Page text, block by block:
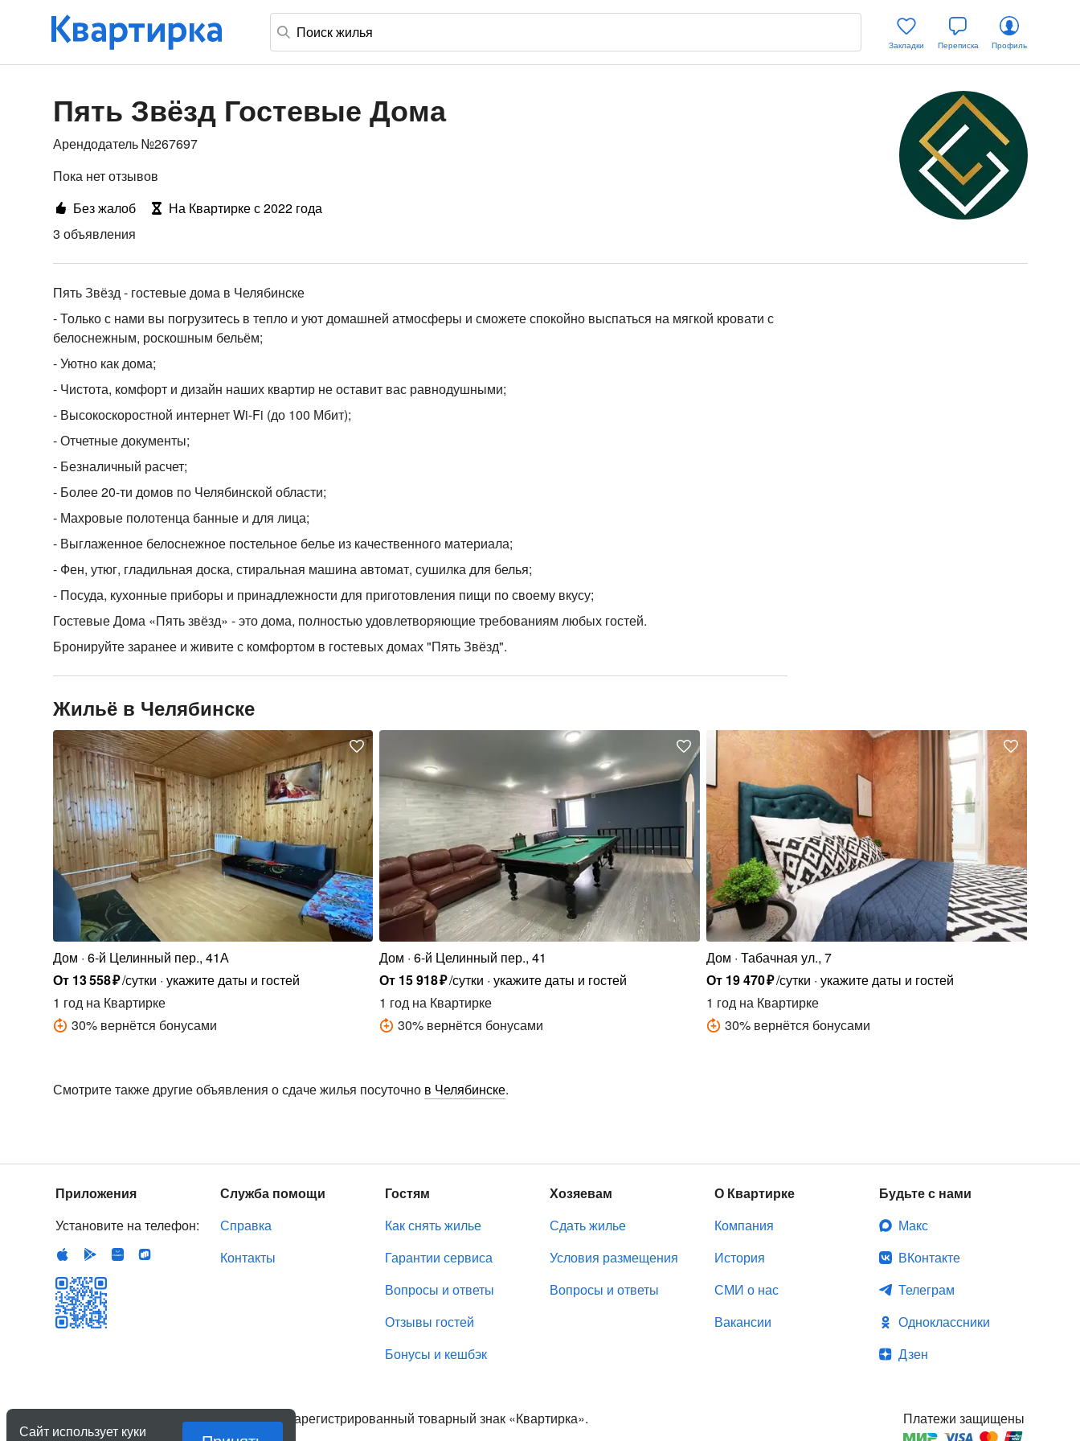
Закладки Переписка Профиль
Пять Звёзд Гостевые Дома
Арендодатель №267697
Пока нет отзывов
Без жалоб
На Квартирке с 2022 года
3 объявления
Пять Звёзд - гостевые дома в Челябинске
- Только с нами вы погрузитесь в тепло и уют домашней атмосферы и сможете спокойно выспаться на мягкой кровати с
белоснежным, роскошным бельём;
- Уютно как дома;
- Чистота, комфорт и дизайн наших квартир не оставит вас равнодушными;
- Высокоскоростной интернет Wi-Fi (до 100 Мбит);
- Отчетные документы;
- Безналичный расчет;
- Более 20-ти домов по Челябинской области;
- Махровые полотенца банные и для лица;
- Выглаженное белоснежное постельное белье из качественного материала;
- Фен, утюг, гладильная доска, стиральная машина автомат, сушилка для белья;
- Посуда, кухонные приборы и принадлежности для приготовления пищи по своему вкусу;
Гостевые Дома «Пять звёзд» - это дома, полностью удовлетворяющие требованиям любых гостей.
Бронируйте заранее и живите с комфортом в гостевых домах "Пять Звёзд".
Жильё в Челябинске
Дом 6-й Целинный пер., 41А
От 13558₽/сутки укажите даты и гостей
1 годна Квартирке
30% вернётся бонусами
Дом 6-й Целинный пер., 41
От 15918₽/сутки укажите даты и гостей
1 год на Квартирке
30% вернётся бонусами
Дом Табачная ул., 7
От 19470₽/сутки укажите даты и гостей
1 год на Квартирке
30% вернётся бонусами
Смотрите также другие объявления о сдаче жилья посуточно в Челябинске.
Приложения
Установите на телефон:
Служба помощи
Справка
Контакты
Гостям
Как снять жилье
Гарантии сервиса
Вопросы и ответы
Отзывы гостей
Бонусы и кешбэк
Хозяевам
Сдать жилье
Условия размещения
Вопросы и ответы
О Квартирке
Компания
История
СМИ о нас
Вакансии
Будьте с нами
Макс
ВКонтакте
Телеграм
Одноклассники
Дзен
ООО «Стратегия роста», зарегистрированный товарный знак «Квартирка».
Платежи защищены
Сайт использует куки